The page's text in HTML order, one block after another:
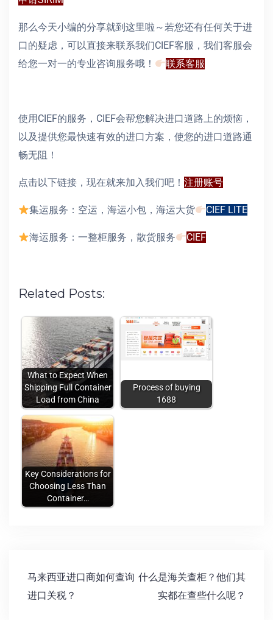
那么今天小编的分享就到这里啦～若您还有任何关于进
口的疑虑，可以直接来联系我们CIEF客服，我们客服会
给您一对一的专业咨询服务哦！
联系客服
使用CIEF的服务，CIEF会帮您解决进口道路上的烦恼，
以及提供您最快速有效的进口方案，使您的进口道路通
畅无阻！
点击以下链接，现在就来加入我们吧！ 注册账号
集运服务：空运，海运小包，海运大货 CIEF LITE
海运服务：一整柜服务，散货服务 CIEF
Related Posts:
What to Expect When
Shipping Full Container
Load from China
Process of buying
1688
Key Considerations for
Choosing Less Than
Container…
马来西亚进口商如何查询
进口关税？
什么是海关查柜？他们其
实都在查些什么呢？